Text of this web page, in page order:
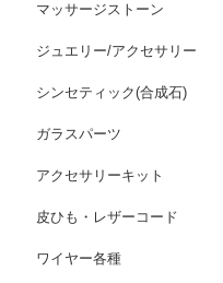
マッサージストーン
ジュエリー/アクセサリー
シンセティック(合成石)
ガラスパーツ
アクセサリーキット
皮ひも・レザーコード
ワイヤー各種